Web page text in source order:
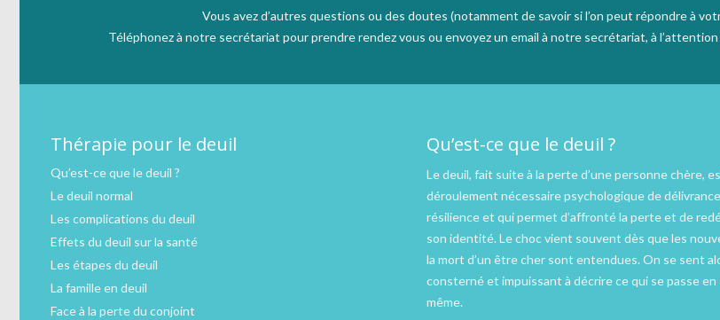
Vous avez d’autres questions ou des doutes (notamment de savoir si l’on peut répondre à
Téléphonez à notre secrétariat pour prendre rendez vous ou envoyez un email à notre secrétariat, à
Thérapie pour le deuil
Qu’est-ce que le deuil ?
Le deuil normal
Les complications du deuil
Effets du deuil sur la santé
Les étapes du deuil
La famille en deuil
Face à la perte du conjoint
Qu’est-ce que le deuil ?
Le deuil, fait suite à la perte d’une personne chère,
déroulement nécessaire psychologique de
résilience et qui permet d’affronté la perte et de
son identité. Le choc vient souvent dès que les
la mort d’un être cher sont entendues. On se sent
consterné et impuissant à décrire ce qui se passe en
même.